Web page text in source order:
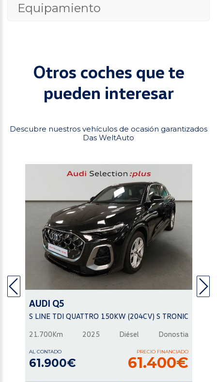
Equipamiento
Otros coches que te
pueden interesar
Descubre nuestros vehículos de ocasión garantizados
Das WeltAuto
AUDI Q5
S LINE TDI QUATTRO 150KW (204CV) S TRONIC
21.700Km 2025 Diésel Donostia
AL CONTADO
61.900€
PRECIO FINANCIADO
61.400€